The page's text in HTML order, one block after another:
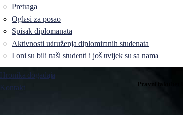
Pretraga
Oglasi za posao
Spisak diplomanata
Aktivnosti udruženja diplomiranih studenata
I oni su bili naši studenti i još uvijek su sa nama
Hronika događaja
Kontakt
Pravni fakultet